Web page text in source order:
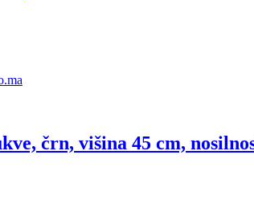
črn, višina 45 cm,